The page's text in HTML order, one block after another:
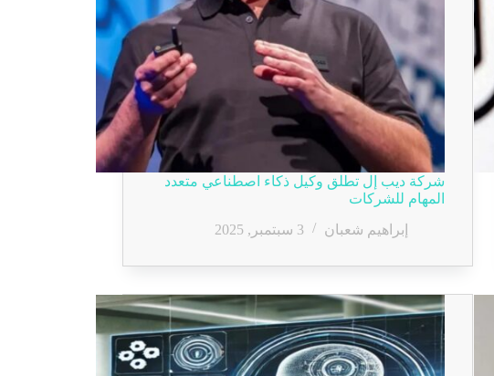
شركة ديب إل تطلق وكيل ذكاء اصطناعي متعدد
المهام للشركات
إبراهيم شعبان
3 سبتمبر, 2025